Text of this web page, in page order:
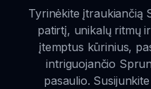
Tyrinėkite įtraukiančią
patirtį, unikalų ritmų
įtemptus kūrinius,
intriguojančio
pasaulio.